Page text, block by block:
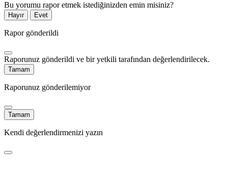
Bu yorumu rapor etmek istediğinizden emin misiniz?
Hayır Evet
Rapor gönderildi
Raporunuz gönderildi ve bir yetkili tarafından değerlendirilecek.
Tamam
Raporunuz gönderilemiyor
Tamam
Kendi değerlendirmenizi yazın